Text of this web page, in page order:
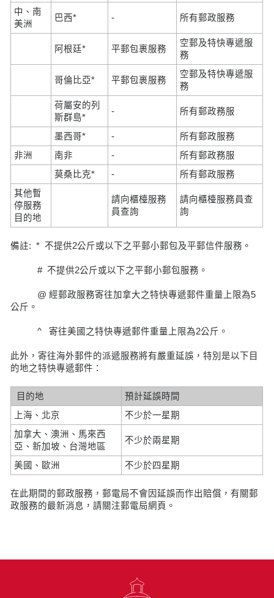
中、南
美洲
巴西* - 所有郵政服務
阿根廷* 平郵包裹服務
空郵及特快專遞服
務
哥倫比亞* 平郵包裹服務
空郵及特快專遞服
務
荷屬安的列
斯群島*
- 所有郵政務服
墨西哥* -
所有郵政服務
非洲
南非 -
所有郵政務服
莫桑比克*
-
所有郵政服務
其他暫
停服務
目的地
請向櫃檯服務
員查詢
請向櫃檯服務員查
詢
備註: * 不提供2公斤或以下之平郵小郵包及平郵信件服務。
# 不提供2公斤或以下之平郵小郵包服務。
@ 經郵政服務寄往加拿大之特快專遞郵件重量上限為5
公斤。
^ 寄往美國之特快專遞郵件重量上限為2公斤。
此外，寄往海外郵件的派遞服務將有嚴重延誤，特別是以下目
的地之特快專遞郵件：
目的地
預計延誤時間
上海、北京
不少於一星期
加拿大、澳洲、馬來西
亞、新加坡、台灣地區
不少於兩星期
美國、歐洲 不少於四星期
在此期間的郵政服務，郵電局不會因延誤而作出賠償，有關郵
政服務的最新消息，請關注郵電局網頁。